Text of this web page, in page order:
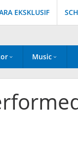
EKSKLUSIF
Music